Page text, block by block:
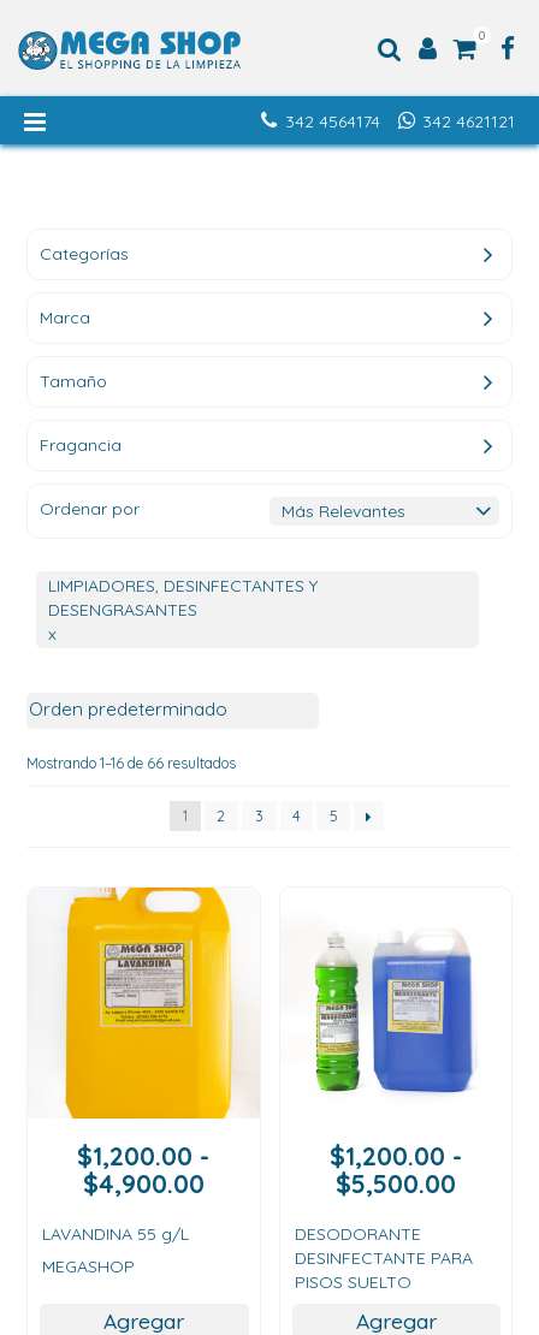
0
342 4621121
342 4564174
Categorías
Marca
Tamaño
Fragancia
Ordenar por
LIMPIADORES, DESINFECTANTES Y
DESENGRASANTES
x
Mostrando 1–16 de 66 resultados
1 2 3 4 5
$1,200.00 -
$4,900.00Rango
precios:
$1,200.00
LAVANDINA 55 g/L
MEGASHOP
Agregar
$1,200.00 -
$5,500.00Rango
desde
DESODORANTE
DESINFECTANTE PARA
PISOS SUELTO
Agregar